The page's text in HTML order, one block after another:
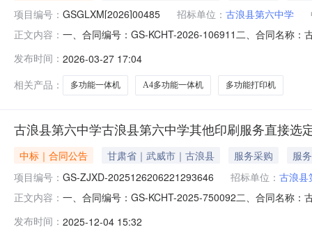
项目编号： GSGLXM[2026]00485 招标单位： 古浪县第六中学
正文内容： 一、合同编号：GS-KCHT-2026-106911二、合同名称
13993522682六、合同主要信息主要标的：序号名称数
发布时间： 2026-03-27 17:04
相关产品：
多功能一体机 A4多功能一体机 多功能打印机
古浪县第六中学古浪县第六中学其他印刷服务直接选
中标｜合同公告 甘肃省｜武威市｜古浪县 服务采购
服务
项目编号： GS-ZJXD-2025126206221293646 招标单位： 古浪县
正文内容： 一、合同编号：GS-KCHT-2025-750092二、合同名称
巷13号联系方式：13830515833六、合同主要信息主要
发布时间： 2025-12-04 15:32